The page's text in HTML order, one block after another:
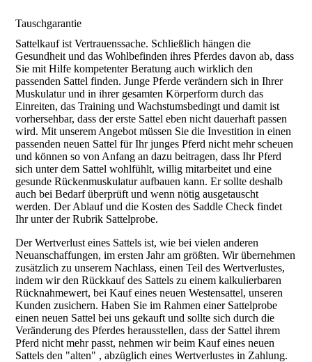
Tauschgarantie
Sattelkauf ist Vertrauenssache. Schließlich hängen die
Gesundheit und das Wohlbefinden ihres Pferdes davon ab, dass
Sie mit Hilfe kompetenter Beratung auch wirklich den
passenden Sattel finden. Junge Pferde verändern sich in Ihrer
Muskulatur und in ihrer gesamten Körperform durch das
Einreiten, das Training und Wachstumsbedingt und damit ist
vorhersehbar, dass der erste Sattel eben nicht dauerhaft passen
wird. Mit unserem Angebot müssen Sie die Investition in einen
passenden neuen Sattel für Ihr junges Pferd nicht mehr scheuen
und können so von Anfang an dazu beitragen, dass Ihr Pferd
sich unter dem Sattel wohlfühlt, willig mitarbeitet und eine
gesunde Rückenmuskulatur aufbauen kann. Er sollte deshalb
auch bei Bedarf überprüft und wenn nötig ausgetauscht
werden. Der Ablauf und die Kosten des Saddle Check findet
Ihr unter der Rubrik Sattelprobe.
Der Wertverlust eines Sattels ist, wie bei vielen anderen
Neuanschaffungen, im ersten Jahr am größten. Wir übernehmen
zusätzlich zu unserem Nachlass, einen Teil des Wertverlustes,
indem wir den Rückkauf des Sattels zu einem kalkulierbaren
Rücknahmewert, bei Kauf eines neuen Westensattel, unseren
Kunden zusichern. Haben Sie im Rahmen einer Sattelprobe
einen neuen Sattel bei uns gekauft und sollte sich durch die
Veränderung des Pferdes herausstellen, dass der Sattel ihrem
Pferd nicht mehr passt, nehmen wir beim Kauf eines neuen
Sattels den "alten" , abzüglich eines Wertverlustes in Zahlung.